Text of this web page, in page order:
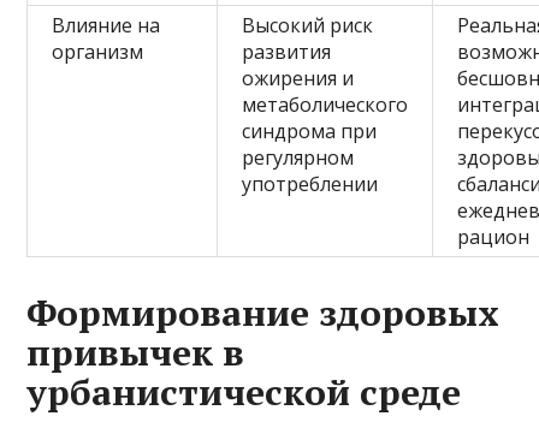
Влияние на
организм
Высокий риск
развития
ожирения и
метаболического
синдрома при
регулярном
употреблении
рацион
Формирование здоровых
привычек в
урбанистической среде